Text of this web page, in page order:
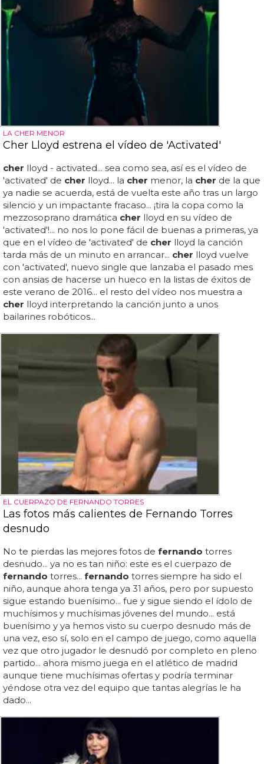
LA CHER MENOR
Cher Lloyd estrena el vídeo de 'Activated'
cher lloyd - activated... sea como sea, así es el vídeo de
'activated' de cher lloyd... la cher menor, la cher de la que
ya nadie se acuerda, está de vuelta este año tras un largo
silencio y un impactante fracaso... ¡tira la copa como la
mezzosoprano dramática cher lloyd en su vídeo de
'activated'!... no nos lo pone fácil de buenas a primeras, ya
que en el vídeo de 'activated' de cher lloyd la canción
tarda más de un minuto en arrancar... cher lloyd vuelve
con 'activated', nuevo single que lanzaba el pasado mes
con ansias de hacerse un hueco en la listas de éxitos de
este verano de 2016... el resto del vídeo nos muestra a
cher lloyd interpretando la canción junto a unos
bailarines robóticos...
EL CUERPAZO DE FERNANDO TORRES
Las fotos más calientes de Fernando Torres
desnudo
No te pierdas las mejores fotos de fernando torres
desnudo... ya no es tan niño: este es el cuerpazo de
fernando torres... fernando torres siempre ha sido el
niño, aunque ahora tenga ya 31 años, pero por supuesto
sigue estando buenísimo... fue y sigue siendo el ídolo de
muchísimos y muchísimas jóvenes del mundo... está
buenísimo y ya hemos visto su cuerpo desnudo más de
una vez, eso sí, solo en el campo de juego, como aquella
vez que otro jugador le desnudó por completo en pleno
partido... ahora mismo juega en el atlético de madrid
aunque tiene muchísimas ofertas y podría terminar
yéndose otra vez del equipo que tantas alegrías le ha
dado...